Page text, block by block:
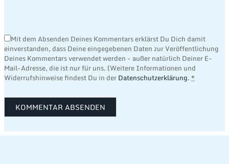
Mit dem Absenden Deines Kommentars erklärst Du Dich damit
einverstanden, dass Deine eingegebenen Daten zur Veröffentlichung
Deines Kommentars verwendet werden - außer natürlich Deiner E-
Mail-Adresse, die ist nur für uns. (Weitere Informationen und
Widerrufshinweise findest Du in derDatenschutzerklärung.*